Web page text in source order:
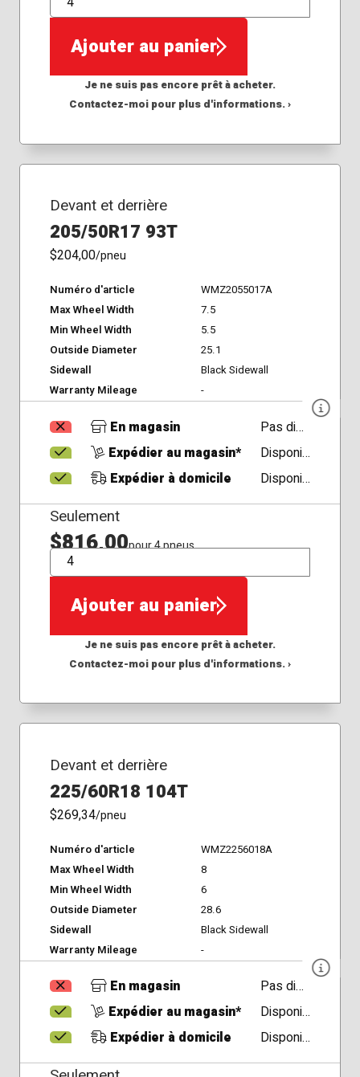
QTÉ
Ajouter au panier
Je ne suis pas encore prêt à acheter.
Contactez-moi pour plus d'informations. ›
Devant et derrière
205/50R17 93T
$204,00/pneu
Numéro d'article
WMZ2055017A
Max Wheel Width
7.5
Min Wheel Width
5.5
Outside Diameter
25.1
Sidewall
Black Sidewall
Warranty Mileage
-
En magasin
Pas disponible
Expédier au magasin*
Disponible
Expédier à domicile
Disponible
Seulement
$816,00pour 4 pneus
QTÉ
Ajouter au panier
Je ne suis pas encore prêt à acheter.
Contactez-moi pour plus d'informations. ›
Devant et derrière
225/60R18 104T
$269,34/pneu
Numéro d'article
WMZ2256018A
Max Wheel Width
8
Min Wheel Width
6
Outside Diameter
28.6
Sidewall
Black Sidewall
Warranty Mileage
-
En magasin
Pas disponible
Expédier au magasin*
Disponible
Expédier à domicile
Disponible